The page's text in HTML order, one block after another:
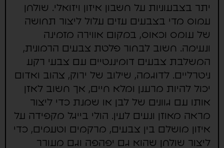
יתר בצבעוניות על חשבון איזון ויזואלי. שולחן
עמוס מדי בצבעים עזים עלול ליצור תחושה
של עומס וכאוס, במקום אווירה מזמינה
ונעימה. חשוב לבחור פלטת צבעים הרמונית,
המשלבת צבעים דומיננטיים עם צבעי רקע
ניטרליים. לדוגמה, שילוב של ירוק, צהוב ואדום
יכול להיות מרענן ומלא חיים, אך חשוב לאזן
אותו עם גוונים של לבן או שמנת כדי ליצור
מראה מאוזן ונעים לעין. הולי בייגל מקפידה על
איזון מושלם בין צבעים, מרקמים וטעמים, כדי
ליצור שולחן שהוא גם יפהפה וגם מעורר